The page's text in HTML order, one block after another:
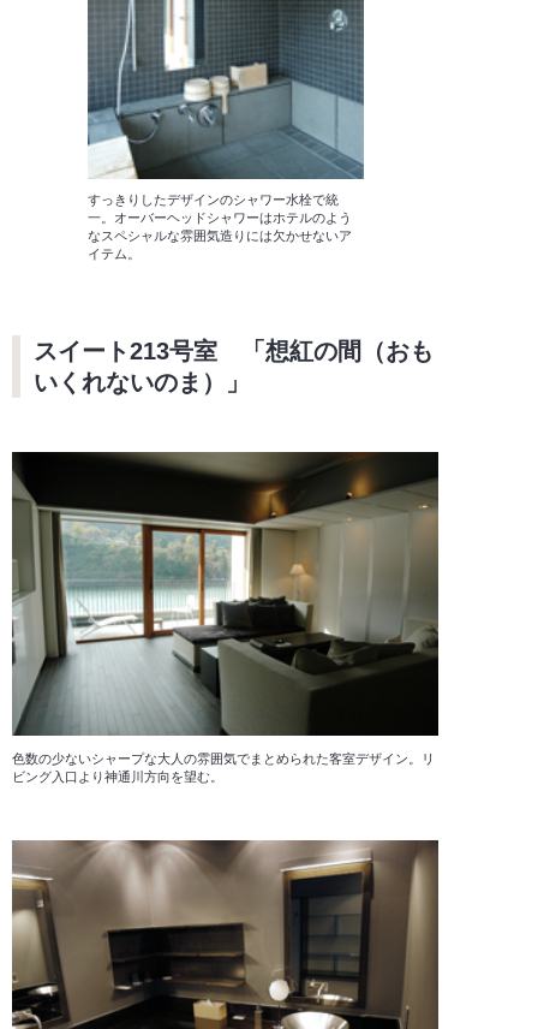
すっきりしたデザインのシャワー水栓で統
一。オーバーヘッドシャワーはホテルのよう
なスペシャルな雰囲気造りには欠かせないア
イテム。
スイート213号室 「想紅の間（おも
いくれないのま）」
色数の少ないシャープな大人の雰囲気でまとめられた客室デザイン。リ
ビング入口より神通川方向を望む。